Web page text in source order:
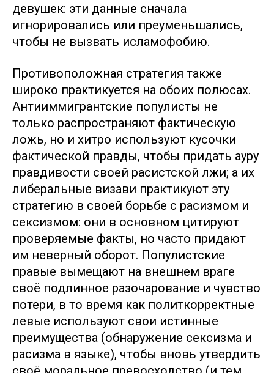
девушек: эти данные сначала
игнорировались или преуменьшались,
чтобы не вызвать исламофобию.
Противоположная стратегия также
широко практикуется на обоих полюсах.
Антииммигрантские популисты не
только распространяют фактическую
ложь, но и хитро используют кусочки
фактической правды, чтобы придать ауру
правдивости своей расистской лжи; а их
либеральные визави практикуют эту
стратегию в своей борьбе с расизмом и
сексизмом: они в основном цитируют
проверяемые факты, но часто придают
им неверный оборот. Популистские
правые вымещают на внешнем враге
своё подлинное разочарование и чувство
потери, в то время как политкорректные
левые используют свои истинные
преимущества (обнаружение сексизма и
расизма в языке), чтобы вновь утвердить